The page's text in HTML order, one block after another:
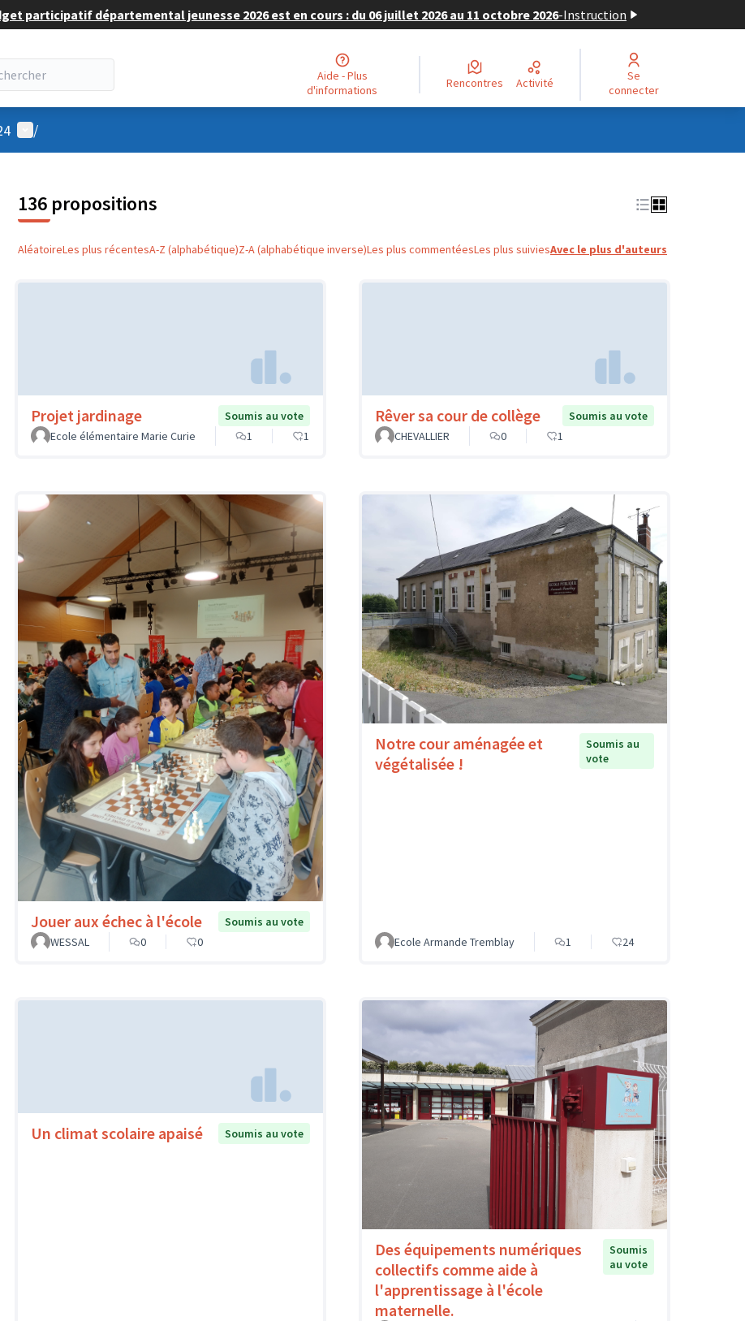
participatif départemental jeunesse 2026 est en cours : du 06 juillet 2026 au 11 octobre 2026-Instruction
Aide - Plus
d'informations
Rencontres Activité
Se
connecter
Menu utilisateur
/
136 propositions
AléatoireLes plus récentesA-Z (alphabétique)Z-A (alphabétique inverse)Les plus commentéesLes plus suiviesAvec le plus d'auteurs
Projet jardinage
Soumis au vote
Ecole élémentaire Marie Curie
1 1
Rêver sa cour de collège
Soumis au vote
CHEVALLIER
0 1
Jouer aux échec à l'école
Soumis au vote
WESSAL
0 0
Notre cour aménagée et
végétalisée !
Soumis au
vote
Ecole Armande Tremblay 1 24
Un climat scolaire apaisé Soumis au vote
Des équipements numériques
collectifs comme aide à
l'apprentissage à l'école
maternelle.
Soumis
au vote